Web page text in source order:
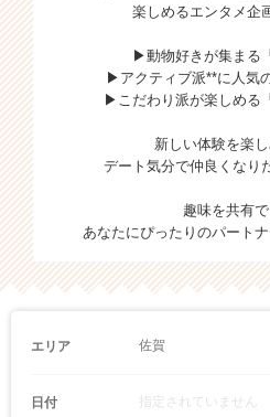
楽しめるエンタメ企
▶動物好きが集まる
▶アクティブ派**に人気
▶こだわり派が楽しめる
新しい体験を楽し
デート気分で仲良くなり
趣味を共有で
あなたにぴったりのパート
エリア 佐賀
日付 指定されていません